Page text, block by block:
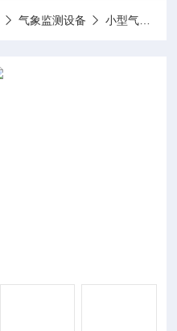
气象监测设备 小型气象站